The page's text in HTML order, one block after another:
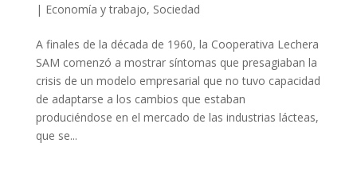
| Economía y trabajo, Sociedad
A finales de la década de 1960, la Cooperativa Lechera
SAM comenzó a mostrar síntomas que presagiaban la
crisis de un modelo empresarial que no tuvo capacidad
de adaptarse a los cambios que estaban
produciéndose en el mercado de las industrias lácteas,
que se...